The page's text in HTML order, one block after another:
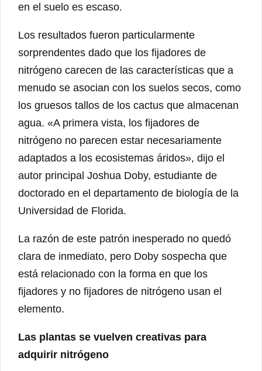
en el suelo es escaso.
Los resultados fueron particularmente
sorprendentes dado que los fijadores de
nitrógeno carecen de las características que a
menudo se asocian con los suelos secos, como
los gruesos tallos de los cactus que almacenan
agua. «A primera vista, los fijadores de
nitrógeno no parecen estar necesariamente
adaptados a los ecosistemas áridos», dijo el
autor principal Joshua Doby, estudiante de
doctorado en el departamento de biología de la
Universidad de Florida.
La razón de este patrón inesperado no quedó
clara de inmediato, pero Doby sospecha que
está relacionado con la forma en que los
fijadores y no fijadores de nitrógeno usan el
elemento.
Las plantas se vuelven creativas para
adquirir nitrógeno